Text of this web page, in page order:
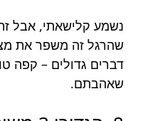
נשמע קלישאתי, אבל
דברים גדולים – קפה
שאהבתם.